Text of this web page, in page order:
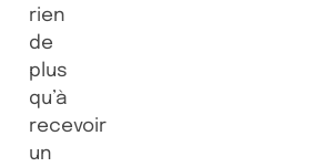
rien
de
plus
qu’à
recevoir
un